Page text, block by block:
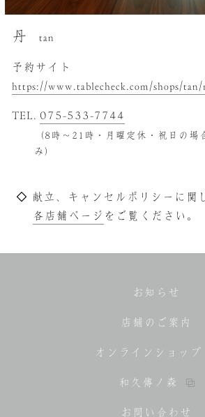
丹 tan
予約サイト
https://www.tablecheck.com/shops/tan/
TEL. 075-533-7744
（8時～21時・月曜定休・祝日の場
み）
◇ 献立、キャンセルポリシーに関
各店舗ページ をご覧ください。
お知らせ
店舗のご案内
オンラインショップ
和久傳ノ森
お問い合わせ